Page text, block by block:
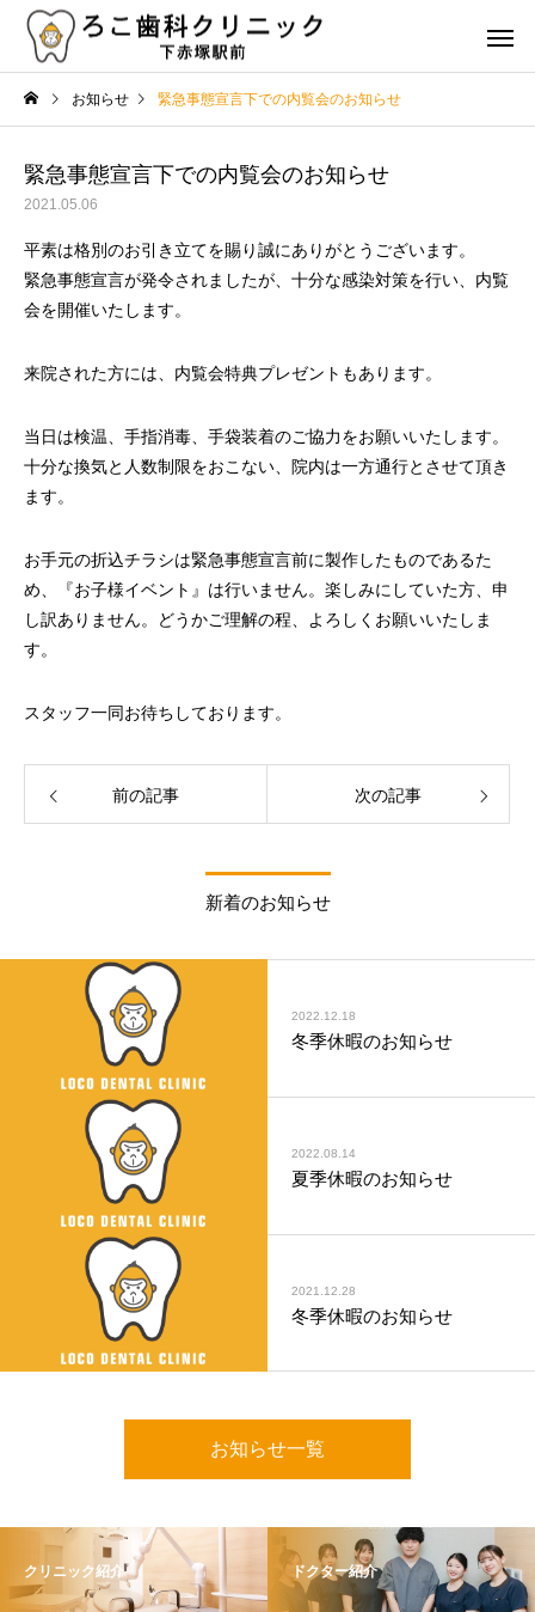
虫歯治療 歯周病
治療
歯の詰め物やクラウンの種
ポイントも解説
歯の健康を維持するた
お知らせ 緊急事態宣言下での内覧会のお知らせ
緊急事態宣言下での内覧会のお知らせ
2021.05.06
平素は格別のお引き立てを賜り誠にありがとうございます。
緊急事態宣言が発令されましたが、十分な感染対策を行い、内覧
会を開催いたします。
来院された方には、内覧会特典プレゼントもあります。
当日は検温、手指消毒、手袋装着のご協力をお願いいたします。
十分な換気と人数制限をおこない、院内は一方通行とさせて頂き
ます。
お手元の折込チラシは緊急事態宣言前に製作したものであるた
め、『お子様イベント』は行いません。楽しみにしていた方、申
し訳ありません。どうかご理解の程、よろしくお願いいたしま
す。
スタッフ一同お待ちしております。
前の記事 次の記事
新着のお知らせ
2022.12.18
冬季休暇のお知らせ
2022.08.14
夏季休暇のお知らせ
2021.12.28
冬季休暇のお知らせ
お知らせ一覧
クリニック紹介 ドクター紹介